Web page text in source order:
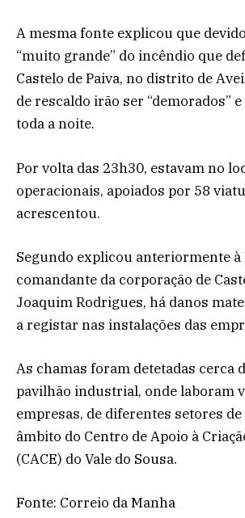
A mesma fonte explicou que
“muito grande” do incêndio que
Castelo de Paiva, no distrito de
de rescaldo irão ser “demorados”
toda a noite.
Por volta das 23h30, estavam no
operacionais, apoiados por 58
acrescentou.
Segundo explicou anteriormente à
comandante da corporação de
Joaquim Rodrigues, há danos
a registar nas instalações das
As chamas foram detetadas cerca
pavilhão industrial, onde laboram
empresas, de diferentes setores
âmbito do Centro de Apoio à
(CACE) do Vale do Sousa.
Fonte: Correio da Manha